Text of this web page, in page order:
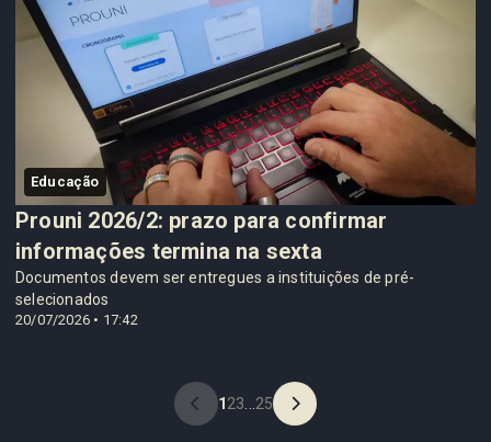
Educação
20/07/2026 • 17:42
Prouni 2026/2: prazo para confirmar
informações termina na sexta
Documentos devem ser entregues a instituições de pré-
selecionados
1 23 25